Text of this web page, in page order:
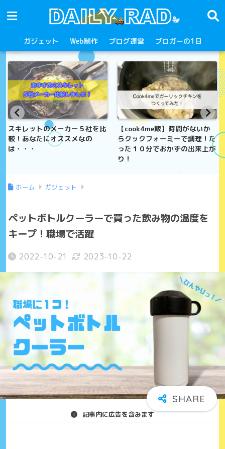
ガジェット Web制作 ブログ運営 ブロガーの1日
スキレットのメーカー５社を比
較！あなたにオススメなの
は・・・
【cook4me飯】時間がないか
らクックフォーミーで調理！た
った１０分でおかずの出来上が
り！
ホーム ガジェット
ペットボトルクーラーで買った飲み物の温度を
キープ！職場で活躍
2022-10-21 2023-10-22
記事内に広告を含みます